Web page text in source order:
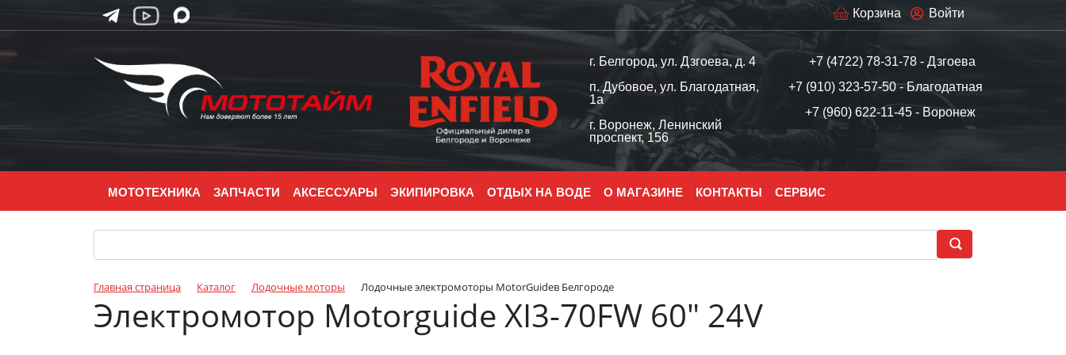
Войти
Корзина
г. Белгород, ул. Дзгоева, д. 4
п. Дубовое, ул. Благодатная,
1а
г. Воронеж, Ленинский
проспект, 156
+7 (4722) 78-31-78 - Дзгоева
+7 (910) 323-57-50 - Благодатная
+7 (960) 622-11-45 - Воронеж
МОТОТЕХНИКА ЗАПЧАСТИ АКСЕССУАРЫ ЭКИПИРОВКА ОТДЫХ НА ВОДЕ О МАГАЗИНЕ КОНТАКТЫ СЕРВИС
Главная страница Каталог Лодочные моторы Лодочные электромоторы MotorGuideв Белгороде
Электромотор Motorguide XI3-70FW 60" 24V